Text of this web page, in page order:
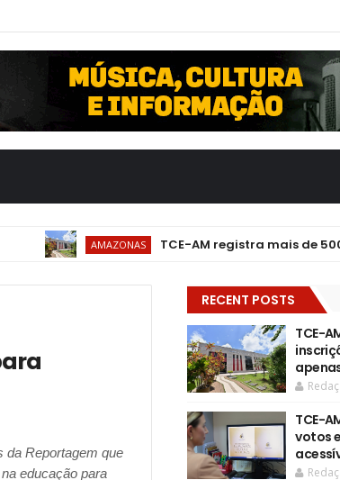
AMAZONAS TCE-AM registra mais de 500
da Reportagem que
educação para
RECENT POSTS
TCE-
TCE-
votos